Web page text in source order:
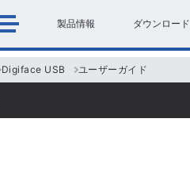
製品情報 ダウンロード
Digiface USB ユーザーガイド